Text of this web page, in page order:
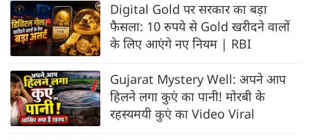
Digital Gold पर सरकार का बड़ा
फैसला: 10 रुपये से Gold खरीदने वालों
के लिए आएंगे नए नियम | RBI
Gujarat Mystery Well: अपने आप
हिलने लगा कुएं का पानी! मोरबी के
रहस्यमयी कुएं का Video Viral